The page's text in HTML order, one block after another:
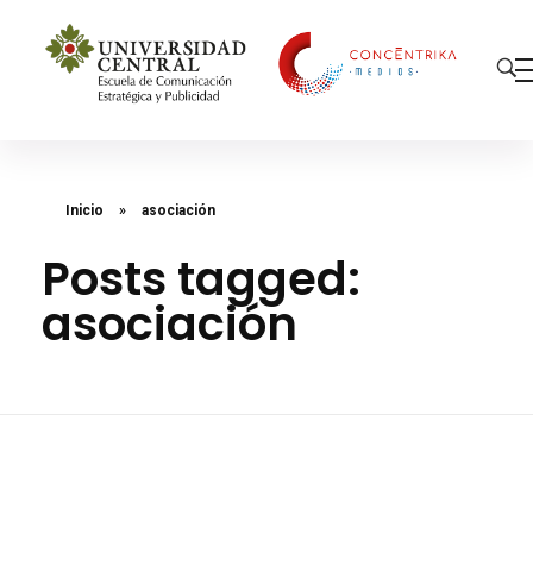
Inicio » asociación
Posts tagged:
asociación